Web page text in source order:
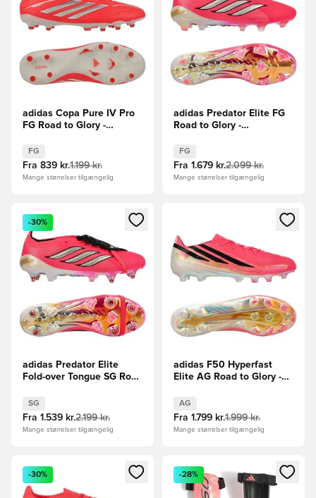
adidas Copa Pure IV Pro
FG Road to Glory -
FG
Fra 839 kr.1.199 kr.
Mange størrelser tilgængelig
adidas Predator Elite FG
Road to Glory -
FG
Fra 1.679 kr.2.099 kr.
Mange størrelser tilgængelig
Åbner en Modal til at logge ind eller tilmelde dig som
-30%
adidas Predator Elite
Fold-over Tongue SG Road
SG
Fra 1.539 kr.2.199 kr.
Mange størrelser tilgængelig
Åbner en Modal til at logge
adidas F50 Hyperfast
Elite AG Road to Glory -
AG
Fra 1.799 kr.1.999 kr.
Mange størrelser tilgængelig
Åbner en Modal til at logge ind eller tilmelde dig som
-30%
Åbner en Modal til at logge
-28%